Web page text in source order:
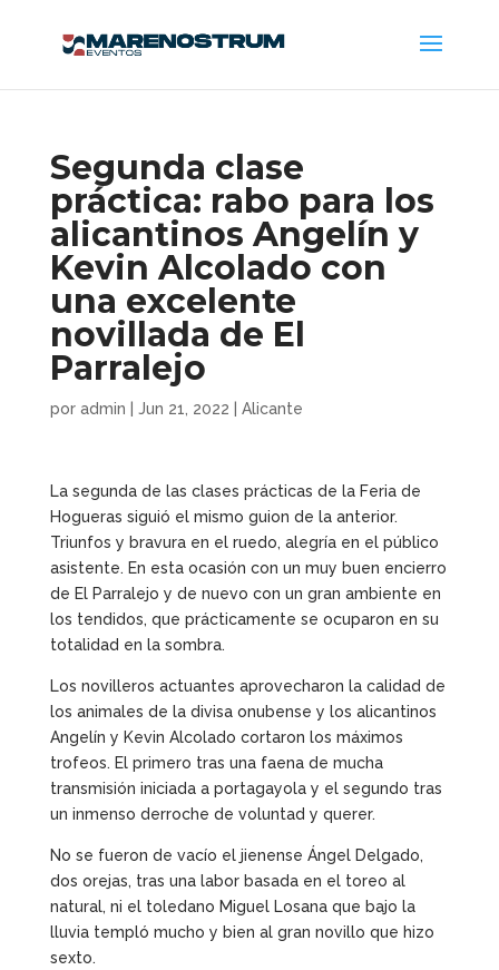
Segunda clase
práctica: rabo para los
alicantinos Angelín y
Kevin Alcolado con
una excelente
novillada de El
Parralejo
por admin Jun 21, 2022 Alicante
La segunda de las clases prácticas de la Feria de
Hogueras siguió el mismo guion de la anterior.
Triunfos y bravura en el ruedo, alegría en el público
asistente. En esta ocasión con un muy buen encierro
de El Parralejo y de nuevo con un gran ambiente en
los tendidos, que prácticamente se ocuparon en su
totalidad en la sombra.
Los novilleros actuantes aprovecharon la calidad de
los animales de la divisa onubense y los alicantinos
Angelín y Kevin Alcolado cortaron los máximos
trofeos. El primero tras una faena de mucha
transmisión iniciada a portagayola y el segundo tras
un inmenso derroche de voluntad y querer.
No se fueron de vacío el jienense Ángel Delgado,
dos orejas, tras una labor basada en el toreo al
natural, ni el toledano Miguel Losana que bajo la
lluvia templó mucho y bien al gran novillo que hizo
sexto.